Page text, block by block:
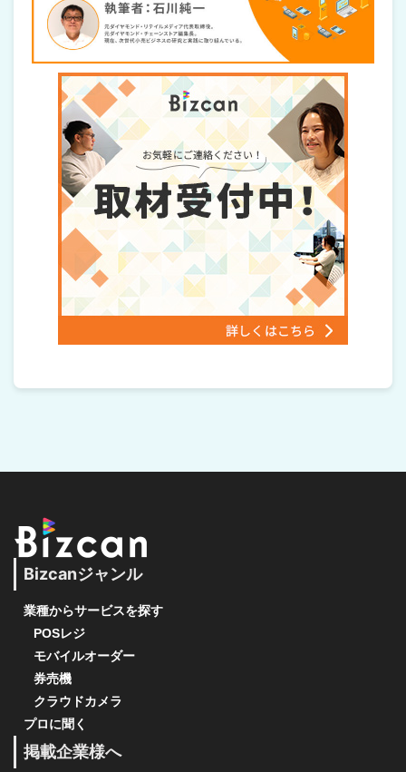
Bizcanジャンル
業種からサービスを探す
POSレジ
モバイルオーダー
券売機
クラウドカメラ
プロに聞く
掲載企業様へ